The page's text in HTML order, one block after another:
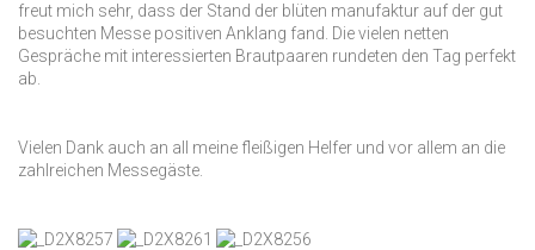
freut mich sehr, dass der Stand der blüten manufaktur auf der gut
besuchten Messe positiven Anklang fand. Die vielen netten
Gespräche mit interessierten Brautpaaren rundeten den Tag perfekt
ab.
Vielen Dank auch an all meine fleißigen Helfer und vor allem an die
zahlreichen Messegäste.